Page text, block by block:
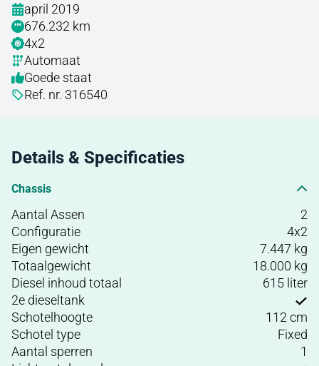
april 2019
676.232 km
4x2
Automaat
Goede staat
Ref. nr. 316540
Details & Specificaties
Chassis
Aantal Assen
2
Configuratie
4x2
Eigen gewicht
7.447 kg
Totaalgewicht
18.000 kg
Diesel inhoud totaal
615 liter
2e dieseltank
Schotelhoogte
112 cm
Schotel type
Fixed
Aantal sperren
1